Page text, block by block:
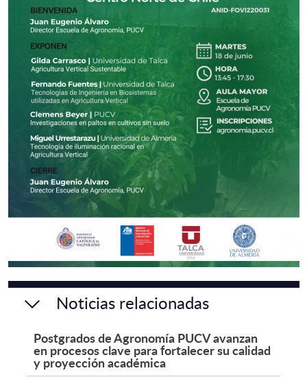
Noticias relacionadas
Postgrados de Agronomía PUCV avanzan
en procesos clave para fortalecer su calidad
y proyección académica